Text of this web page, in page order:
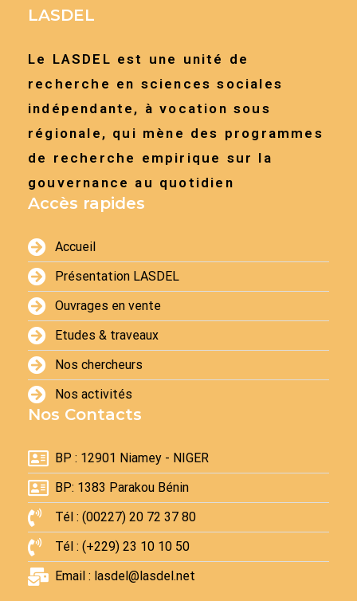
LASDEL
Le LASDEL est une unité de
recherche en sciences sociales
indépendante, à vocation sous
régionale, qui mène des programmes
de recherche empirique sur la
gouvernance au quotidien
Accès rapides
Accueil
Présentation LASDEL
Ouvrages en vente
Etudes & traveaux
Nos chercheurs
Nos activités
Nos Contacts
BP : 12901 Niamey - NIGER
BP: 1383 Parakou Bénin
Tél : (00227) 20 72 37 80
Tél : (+229) 23 10 10 50
Email : lasdel@lasdel.net